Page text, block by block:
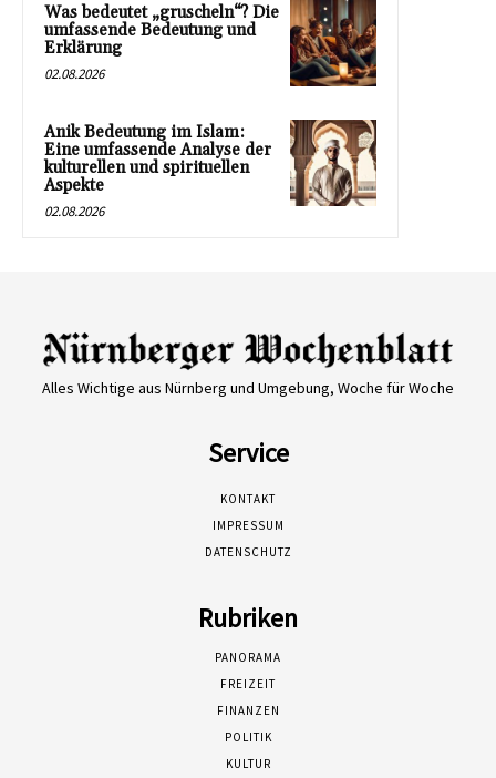
Was bedeutet „gruscheln“? Die
umfassende Bedeutung und
Erklärung
02.08.2026
Anik Bedeutung im Islam:
Eine umfassende Analyse der
kulturellen und spirituellen
Aspekte
02.08.2026
Alles Wichtige aus Nürnberg und Umgebung, Woche für Woche
Service
KONTAKT
IMPRESSUM
DATENSCHUTZ
Rubriken
PANORAMA
FREIZEIT
FINANZEN
POLITIK
KULTUR